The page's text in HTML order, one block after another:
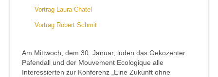
Vortrag Laura Chatel
Vortrag Robert Schmit
Am Mittwoch, dem 30. Januar, luden das Oekozenter
Pafendall und der Mouvement Ecologique alle
Interessierten zur Konferenz „Eine Zukunft ohne